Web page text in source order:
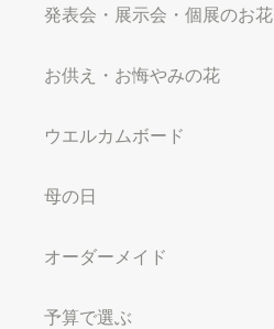
発表会・展示会・個展のお花
お供え・お悔やみの花
ウエルカムボード
母の日
オーダーメイド
予算で選ぶ